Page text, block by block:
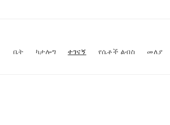
ቤት ካታሎግ ተገናኝ የሴቶች ልብስ መለያ